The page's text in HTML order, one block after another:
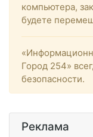
компьютера,
будете
Город 254»
безопасности.
Реклама